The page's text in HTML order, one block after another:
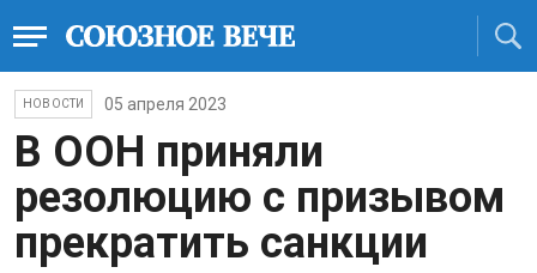
НОВОСТИ 05 апреля 2023
В ООН приняли
резолюцию с призывом
прекратить санкции